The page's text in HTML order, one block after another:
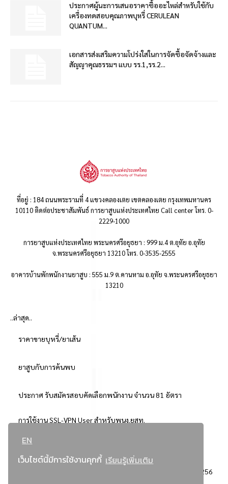
EN
เว็บไซต์นี้มีการใช้งานคุกกี้ เรียนรู้เพิ่มเติม
ประกาศผู้นะการเสนอราคาซื้ออะไหล่สำหรับใช้กับ
เครื่องทดสอบคุณภาพบุหรี่ CERULEAN
QUANTUM...
เอกสารส่งเสริมความโปร่งใสในการจัดซื้อจัดจ้างและ
สัญญาคุณธรรมฯ แบบ รร.1,รร.2...
ที่อยู่ : 184 ถนนพระรามที่ 4 แขวงคลองเตย เขตคลองเตย กรุงเทพมหานคร
10110 ติดต่อประชาสัมพันธ์ การยาสูบแห่งประเทศไทย Call center โทร. 0-
2229-1000
การยาสูบแห่งประเทศไทย พระนครศรีอยุธยา : 999 ม.4 ต.อุทัย อ.อุทัย
จ.พระนครศรีอยุธยา 13210 โทร. 0-3535-2555
อาคารบ้านพักพนักงานยาสูบ : 555 ม.9 ต.คานหาม อ.อุทัย จ.พระนครศรีอยุธยา
13210
..ล่าสุด..
ราคาขายบุหรี่/ยาเส้น
ยาสูบกับการค้นพบ
ประกาศ รับสมัครสอบคัดเลือกพนักงาน จำนวน 81 อัตรา
การใช้งาน SSL-VPN User สำหรับพนง.ยสท.
..ยอดนิยม..
3256